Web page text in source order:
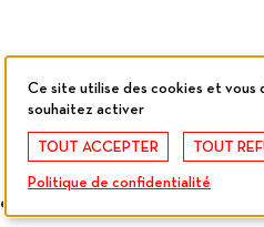
by
Ce site utilise des cookies et vous
souhaitez activer
TOUT ACCEPTER TOUT
Politique de confidentialité